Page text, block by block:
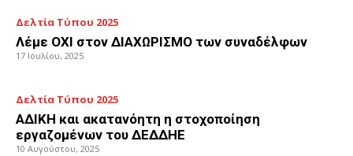
Δελτία Τύπου 2025
Λέμε ΟΧΙ στον ΔΙΑΧΩΡΙΣΜΟ των συναδέλφων
17 Ιουλίου, 2025
Δελτία Τύπου 2025
ΑΔΙΚΗ και ακατανόητη η στοχοποίηση
εργαζομένων του ΔΕΔΔΗΕ
10 Αυγούστου, 2025